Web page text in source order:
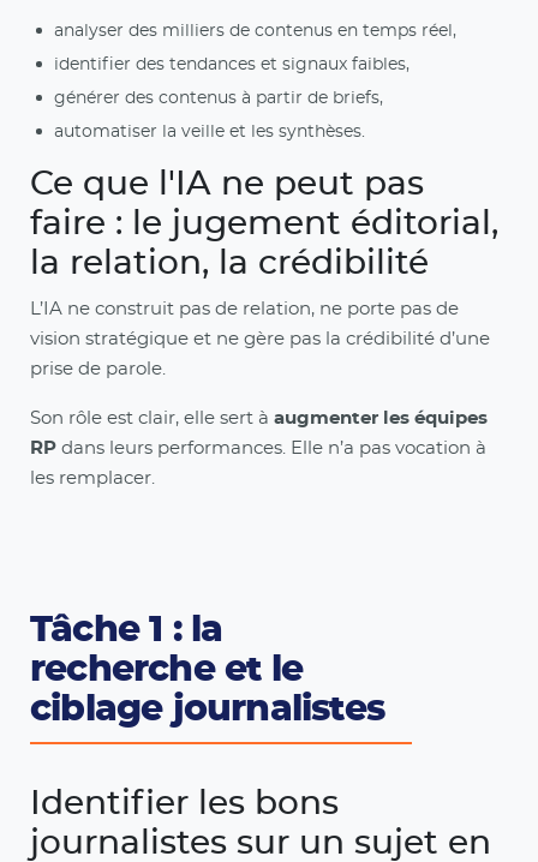
analyser des milliers de contenus en temps réel,
identifier des tendances et signaux faibles,
générer des contenus à partir de briefs,
automatiser la veille et les synthèses.
Ce que l'IA ne peut pas
faire : le jugement éditorial,
la relation, la crédibilité
L’IA ne construit pas de relation, ne porte pas de
vision stratégique et ne gère pas la crédibilité d’une
prise de parole.
Son rôle est clair, elle sert à augmenter les équipes
RP dans leurs performances. Elle n’a pas vocation à
les remplacer.
Tâche 1 : la
recherche et le
ciblage journalistes
Identifier les bons
journalistes sur un sujet en